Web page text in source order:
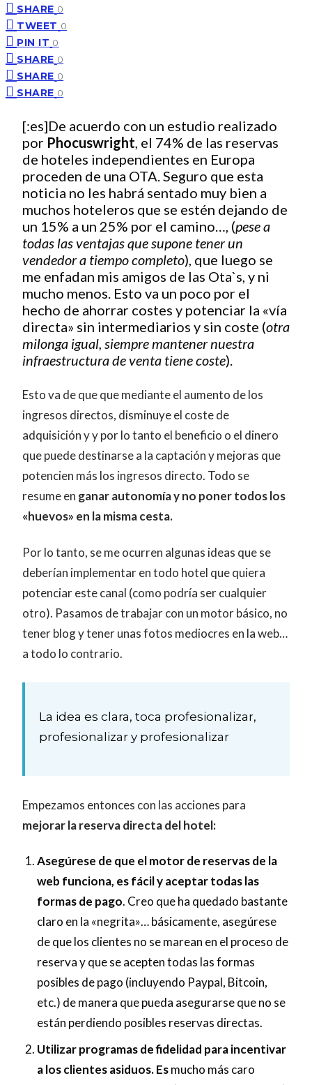
SHARE 0
TWEET 0
PIN IT 0
SHARE 0
SHARE 0
SHARE 0
[:es]De acuerdo con un estudio realizado
por Phocuswright, el 74% de las reservas
de hoteles independientes en Europa
proceden de una OTA. Seguro que esta
noticia no les habrá sentado muy bien a
muchos hoteleros que se estén dejando de
un 15% a un 25% por el camino…, (pese a
todas las ventajas que supone tener un
vendedor a tiempo completo), que luego se
me enfadan mis amigos de las Ota`s, y ni
mucho menos. Esto va un poco por el
hecho de ahorrar costes y potenciar la «vía
directa» sin intermediarios y sin coste (otra
milonga igual, siempre mantener nuestra
infraestructura de venta tiene coste).
Esto va de que que mediante el aumento de los
ingresos directos, disminuye el coste de
adquisición y y por lo tanto el beneficio o el dinero
que puede destinarse a la captación y mejoras que
potencien más los ingresos directo. Todo se
resume en ganar autonomía y no poner todos los
«huevos» en la misma cesta.
Por lo tanto, se me ocurren algunas ideas que se
deberían implementar en todo hotel que quiera
potenciar este canal (como podría ser cualquier
otro). Pasamos de trabajar con un motor básico, no
tener blog y tener unas fotos mediocres en la web…
a todo lo contrario.
La idea es clara, toca profesionalizar,
profesionalizar y profesionalizar
Empezamos entonces con las acciones para
mejorar la reserva directa del hotel:
Asegúrese de que el motor de reservas de la
web funciona, es fácil y aceptar todas las
formas de pago. Creo que ha quedado bastante
claro en la «negrita»… básicamente, asegúrese
de que los clientes no se marean en el proceso de
reserva y que se acepten todas las formas
posibles de pago (incluyendo Paypal, Bitcoin,
etc.) de manera que pueda asegurarse que no se
están perdiendo posibles reservas directas.
Utilizar programas de fidelidad para incentivar
a los clientes asiduos. Esmucho más caro